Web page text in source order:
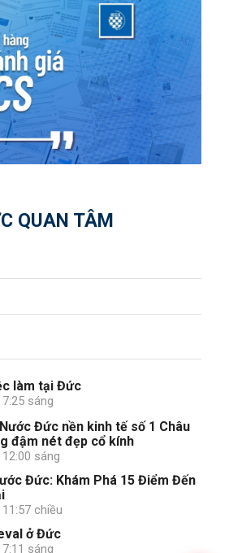
QUAN TÂM
làm tại Đức
sáng
Đức nền kinh tế số 1 Châu
đậm nét đẹp cổ kính
sáng
Đức: Khám Phá 15 Điểm Đến
chiều
ở Đức
sáng